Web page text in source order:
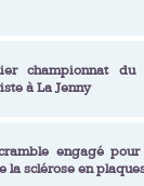
livre de golf pensé
Pro-Am VSD :
Golf Barrière
championnat
à La Jenny
engagé
la sclérose en